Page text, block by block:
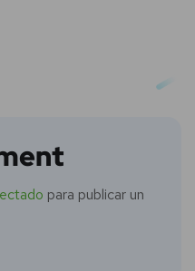
para publicar un